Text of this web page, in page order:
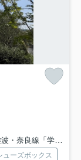
前」駅 バス6分 奈良交通「百楽園二丁目」 停歩13分
ューズボックス